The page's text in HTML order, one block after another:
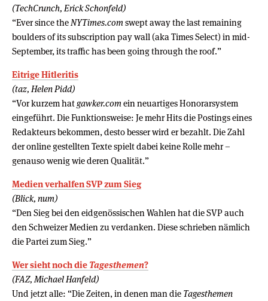
(TechCrunch, Erick Schonfeld)
“Ever since the NYTimes.com swept away the last remaining
boulders of its subscription pay wall (aka Times Select) in mid-
September, its traffic has been going through the roof.”
Eitrige Hitleritis
(taz, Helen Pidd)
“Vor kurzem hatgawker.com ein neuartiges Honorarsystem
eingeführt. Die Funktionsweise: Je mehr Hits die Postings eines
Redakteurs bekommen, desto besser wird er bezahlt. Die Zahl
der online gestellten Texte spielt dabei keine Rolle mehr –
genauso wenig wie deren Qualität.”
Medien verhalfen SVP zum Sieg
(Blick, num)
“Den Sieg bei den eidgenössischen Wahlen hat die SVP auch
den Schweizer Medien zu verdanken. Diese schrieben nämlich
die Partei zum Sieg.”
Wer sieht noch die Tagesthemen?
(FAZ, Michael Hanfeld)
Und jetzt alle: “Die Zeiten, in denen man die Tagesthemen